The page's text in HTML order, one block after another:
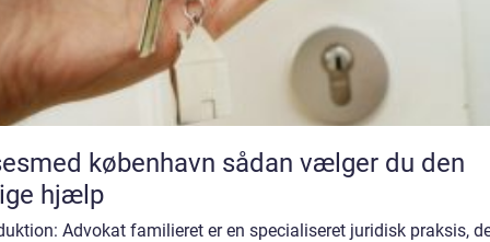
københavn sådan vælger du den
hjælp
Advokat familieret er en specialiseret juridisk praksis,